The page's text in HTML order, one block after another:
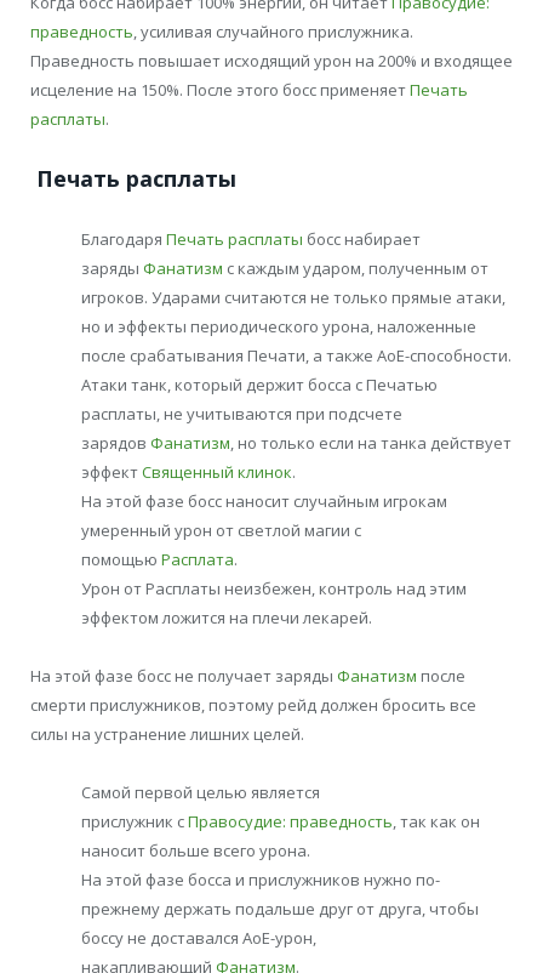
праведность, усиливая случайного прислужника.
Праведность повышает исходящий урон на 200% и входящее
исцеление на 150%. После этого босс применяетПечать
расплаты.
Печать расплаты
Благодаря Печать расплаты босс набирает
заряды Фанатизм с каждым ударом, полученным от
игроков. Ударами считаются не только прямые атаки,
но и эффекты периодического урона, наложенные
после срабатывания Печати, а также АоЕ-способности.
Атаки танк, который держит босса с Печатью
расплаты, не учитываются при подсчете
зарядов Фанатизм, но только если на танка действует
эффектСвященный клинок.
На этой фазе босс наносит случайным игрокам
умеренный урон от светлой магии с
помощью Расплата.
Урон от Расплаты неизбежен, контроль над этим
эффектом ложится на плечи лекарей.
На этой фазе босс не получает заряды Фанатизм после
смерти прислужников, поэтому рейд должен бросить все
силы на устранение лишних целей.
Самой первой целью является
прислужник сПравосудие: праведность, так как он
наносит больше всего урона.
На этой фазе босса и прислужников нужно по-
прежнему держать подальше друг от друга, чтобы
боссу не доставался АоЕ-урон,
накапливающий Фанатизм.